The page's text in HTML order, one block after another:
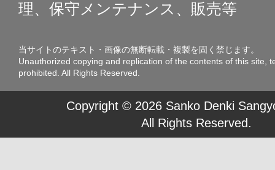
理、保守メンテナンス、販売等
当サイトのテキスト・画像の無断転載・複製を固く禁じます。
Unauthorized copying and replication of the contents of this site,
prohibited. All Rights Reserved.
Copyright © 2026 Sanko Denki
All Rights Reserved.